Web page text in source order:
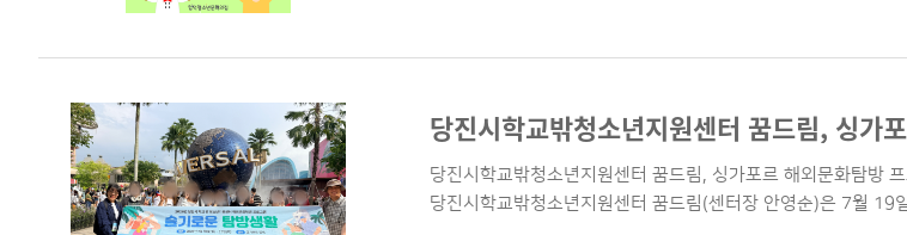
당진시학교밖청소년지원센터 꿈드림, 싱가포르 해외문화탐방
당진시학교밖청소년지원센터 꿈드림(센터장 안영순)은 7월 19일